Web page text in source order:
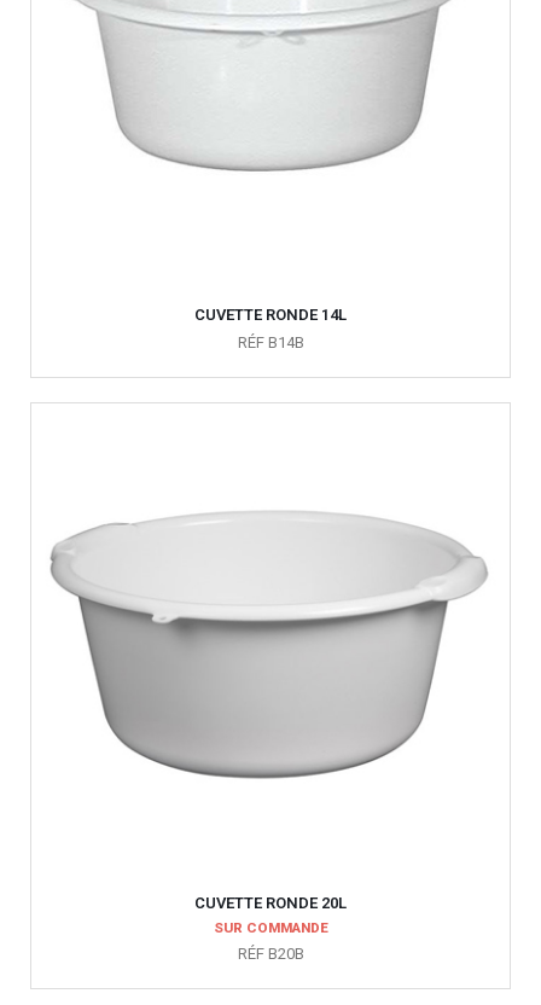
CUVETTE RONDE 14L
RÉF B14B
CUVETTE RONDE 20L
SUR COMMANDE
RÉF B20B